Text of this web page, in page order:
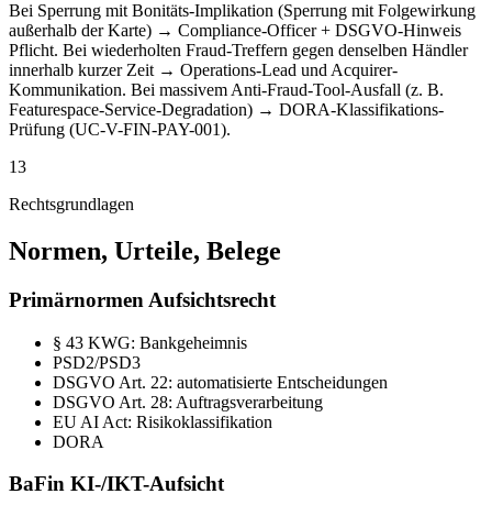
Bei Sperrung mit Bonitäts-Implikation (Sperrung mit Folgewirkung
außerhalb der Karte) → Compliance-Officer + DSGVO-Hinweis
Pflicht. Bei wiederholten Fraud-Treffern gegen denselben Händler
innerhalb kurzer Zeit → Operations-Lead und Acquirer-
Kommunikation. Bei massivem Anti-Fraud-Tool-Ausfall (z. B.
Featurespace-Service-Degradation) → DORA-Klassifikations-
Prüfung (UC-V-FIN-PAY-001).
13
Rechtsgrundlagen
Normen, Urteile, Belege
Primärnormen Aufsichtsrecht
§ 43 KWG: Bankgeheimnis
PSD2/PSD3
DSGVO Art. 22: automatisierte Entscheidungen
DSGVO Art. 28: Auftragsverarbeitung
EU AI Act: Risikoklassifikation
DORA
BaFin KI-/IKT-Aufsicht